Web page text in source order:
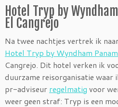
Hotel Tryp by
El Cangrejo
Na twee nachtjes vertrek ik
Hotel Tryp by Wyndham
Cangrejo. Dit hotel verken ik
duurzame reisorganisatie waar
pr-adviseur regelmatig voor
weer geen straf: Tryp is een